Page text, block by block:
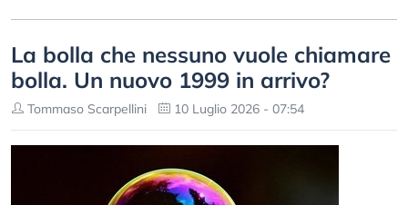
La bolla che nessuno vuole chiamare
bolla. Un nuovo 1999 in arrivo?
Tommaso Scarpellini 10 Luglio 2026 - 07:54